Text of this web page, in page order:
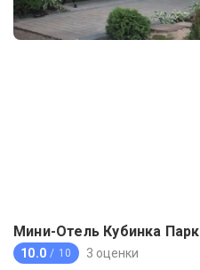
Мини-Отель Кубинка Парк
10.0 / 10 3 оценки